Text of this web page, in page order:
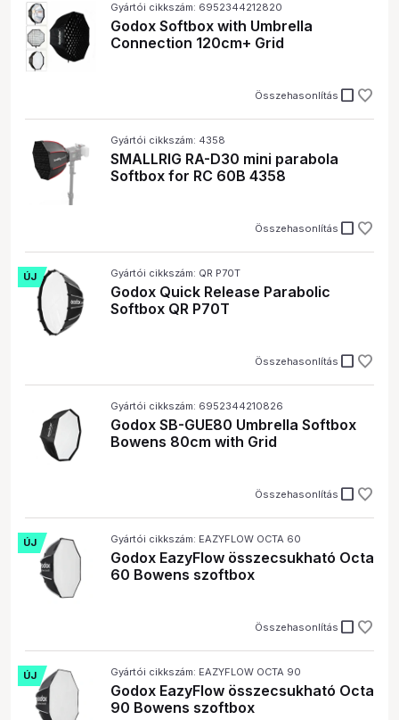
Gyártói cikkszám: 6952344212820
Godox Softbox with Umbrella
Connection 120cm+ Grid
Összehasonlítás check_box_outline_blank
Gyártói cikkszám: 4358
SMALLRIG RA-D30 mini parabola
Softbox for RC 60B 4358
Összehasonlítás check_box_outline_blank
ÚJ Gyártói cikkszám: QR P70T
Godox Quick Release Parabolic
Softbox QR P70T
Összehasonlítás check_box_outline_blank
Gyártói cikkszám: 6952344210826
Godox SB-GUE80 Umbrella Softbox
Bowens 80cm with Grid
Összehasonlítás check_box_outline_blank
ÚJ Gyártói cikkszám: EAZYFLOW OCTA 60
Godox EazyFlow összecsukható Octa
60 Bowens szoftbox
Összehasonlítás check_box_outline_blank
ÚJ Gyártói cikkszám: EAZYFLOW OCTA 90
Godox EazyFlow összecsukható Octa
90 Bowens szoftbox